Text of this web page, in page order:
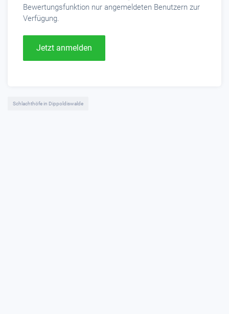
Bewertungsfunktion nur angemeldeten Benutzern zur
Verfügung.
Jetzt anmelden
Schlachthöfe in Dippoldiswalde